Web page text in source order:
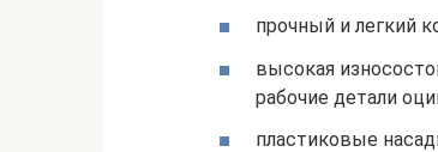
прочный и легкий
высокая
рабочие детали
пластиковые